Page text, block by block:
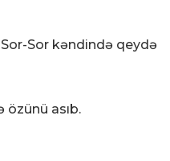
Sor kəndində qeydə
özünü asıb.